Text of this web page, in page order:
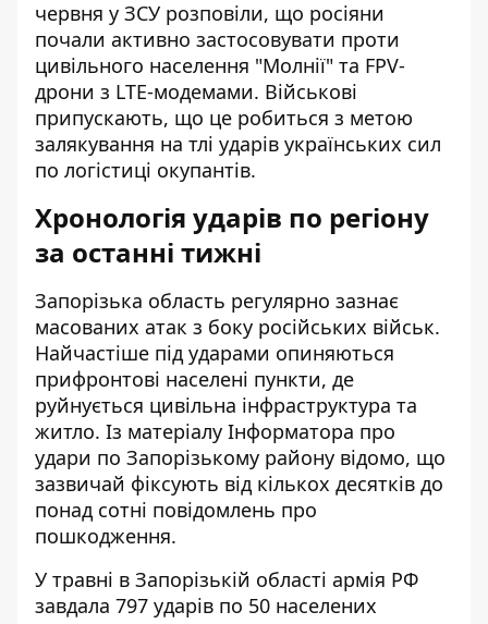
червня у ЗСУ розповіли, що росіяни
почали активно застосовувати проти
цивільного населення "Молнії" та FPV-
дрони з LTE-модемами. Військові
припускають, що це робиться з метою
залякування на тлі ударів українських сил
по логістиці окупантів.
Хронологія ударів по регіону
за останні тижні
Запорізька область регулярно зазнає
масованих атак з боку російських військ.
Найчастіше під ударами опиняються
прифронтові населені пункти, де
руйнується цивільна інфраструктура та
житло. Із матеріалу Інформатора про
удари по Запорізькому району відомо, що
зазвичай фіксують від кількох десятків до
понад сотні повідомлень про
пошкодження.
У травні в Запорізькій області армія РФ
завдала 797 ударів по 50 населених